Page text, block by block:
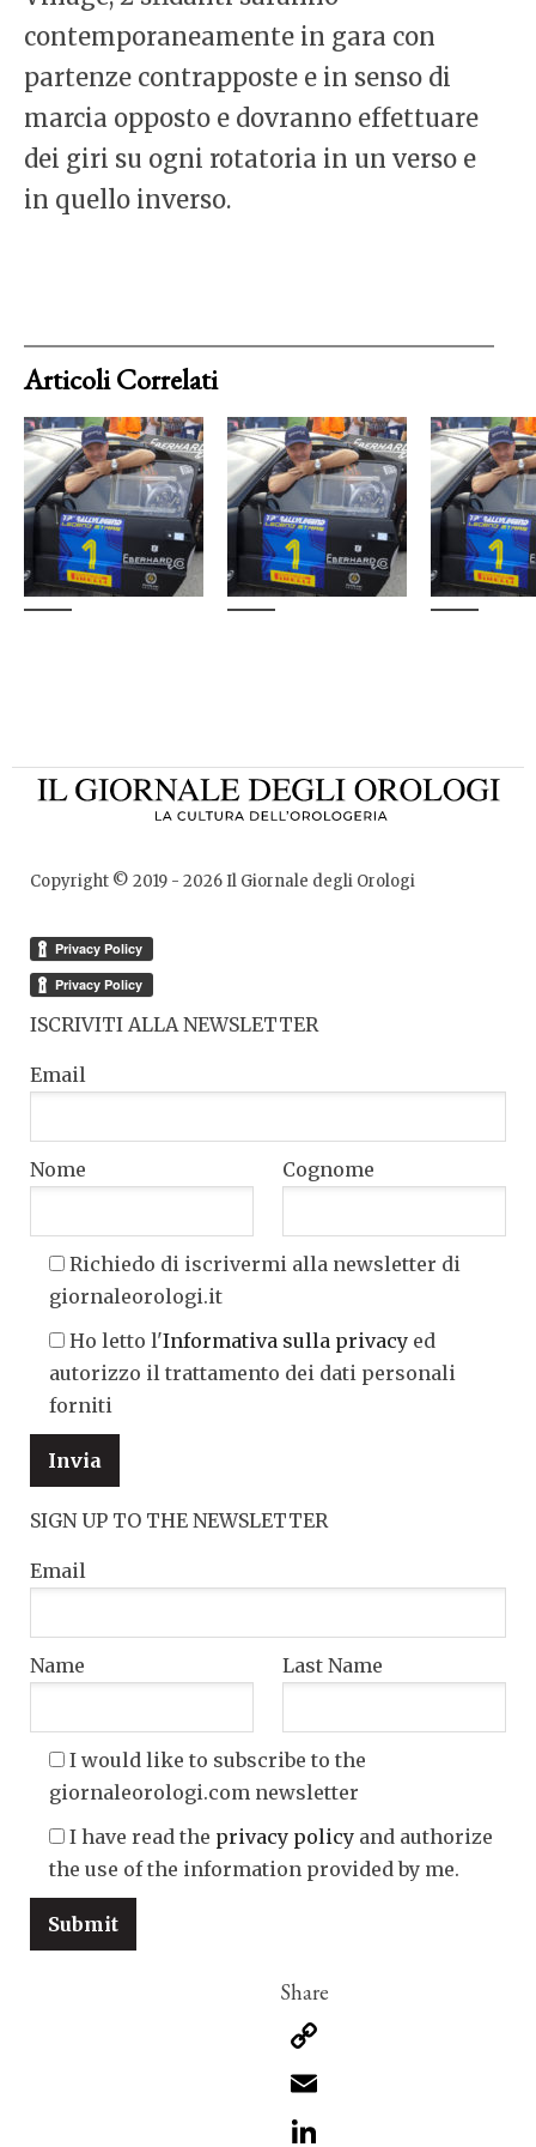
contemporaneamente in gara con
partenze contrapposte e in senso di
marcia opposto e dovranno effettuare
dei giri su ogni rotatoria in un verso e
in quello inverso.
Articoli Correlati
Copyright © 2019 - 2026Il Giornale degli Orologi
ISCRIVITI ALLA NEWSLETTER
Email
Nome Cognome
Richiedo di iscrivermi alla newsletter di
giornaleorologi.it
Ho letto l'Informativa sulla privacy ed
autorizzo il trattamento dei dati personali
forniti
SIGN UP TO THE NEWSLETTER
Email
Name Last Name
I would like to subscribe to the
giornaleorologi.com newsletter
I have read the privacy policy and authorize
the use of the information provided by me.